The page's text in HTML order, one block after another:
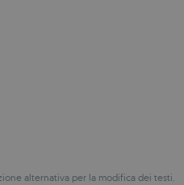
alternativa per la modifica dei testi.